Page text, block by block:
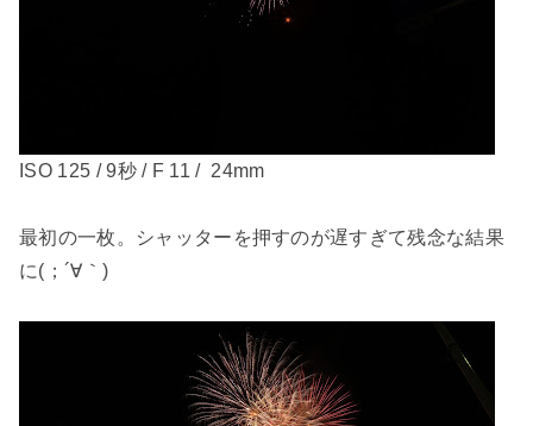
ISO 125 / 9秒 / F 11 / 24mm
最初の一枚。シャッターを押すのが遅すぎて残念な結果
に(；´∀｀)